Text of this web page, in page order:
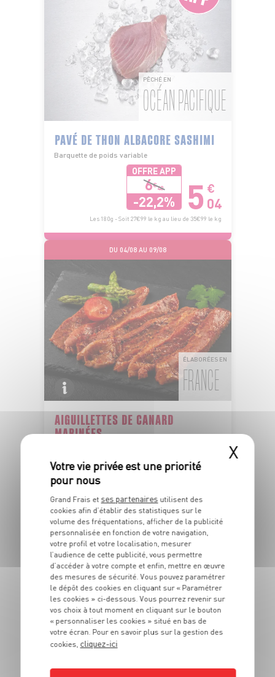
PÊCHÉ EN
OCÉAN PACIFIQUE
PAVÉ DE THON ALBACORE SASHIMI
Barquette de poids variable
OFFRE APP
6€48
-22,2% 5 €
04
Les 180g - Soit 27€99 le kg au lieu de 35€99 le kg
DU 04/08 AU 09/08
ÉLABORÉES EN
FRANCE
AIGUILLETTES DE CANARD
MARINÉES
OPPORTUNITÉ 6
La barquette de 275g - Soit 25€42 le kg
DU 27/07 AU 09/08
X
Grand Frais et ses partenaires utilisent des
cookies afin d’établir des statistiques sur le
volume des fréquentations, afficher de la publicité
personnalisée en fonction de votre navigation,
votre profil et votre localisation, mesurer
l’audience de cette publicité, vous permettre
d’accéder à votre compte et enfin, mettre en œuvre
des mesures de sécurité. Vous pouvez paramétrer
le dépôt des cookies en cliquant sur « Paramétrer
les cookies » ci-dessous. Vous pourrez revenir sur
vos choix à tout moment en cliquant sur le bouton
« personnaliser les cookies » situé en bas de
votre écran. Pour en savoir plus sur la gestion des
cookies, cliquez-ici